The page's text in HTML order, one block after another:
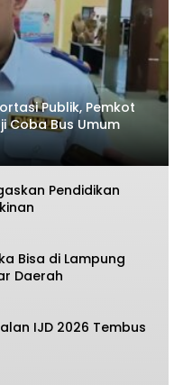
Publik, Pemkot
Coba Bus Umum
Pendidikan
Bisa di Lampung
Daerah
IJD 2026 Tembus